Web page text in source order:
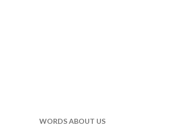
WORDS ABOUT US